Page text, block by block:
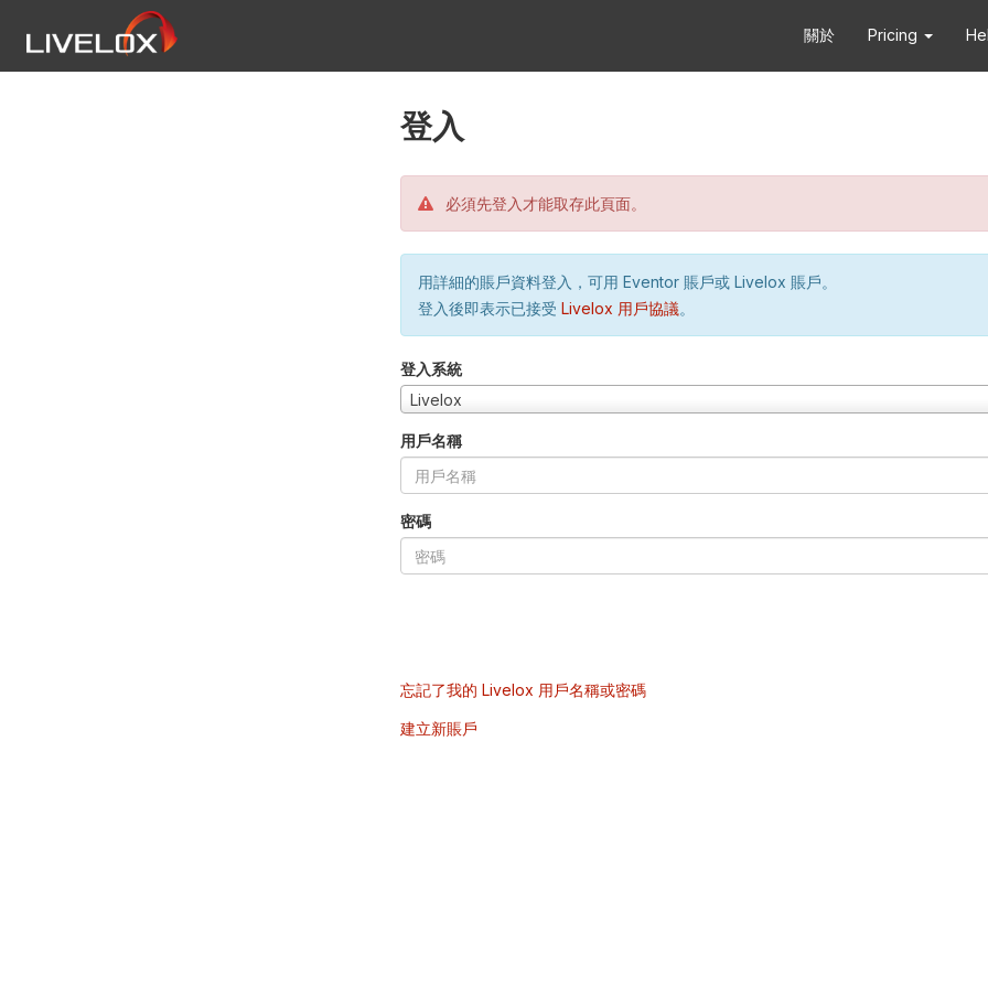
關於 Pricing
登入
必須先登入才能取存此頁面。
用詳細的賬戶資料登入，可用 Eventor 賬戶或 Livelox 賬戶。
登入後即表示已接受 Livelox 用戶協議。
登入系統
Livelox
用戶名稱
密碼
忘記了我的 Livelox 用戶名稱或密碼
建立新賬戶